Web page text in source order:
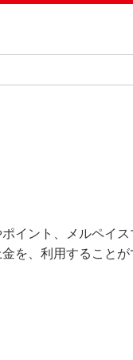
イント、メルペイ
を、利用することが